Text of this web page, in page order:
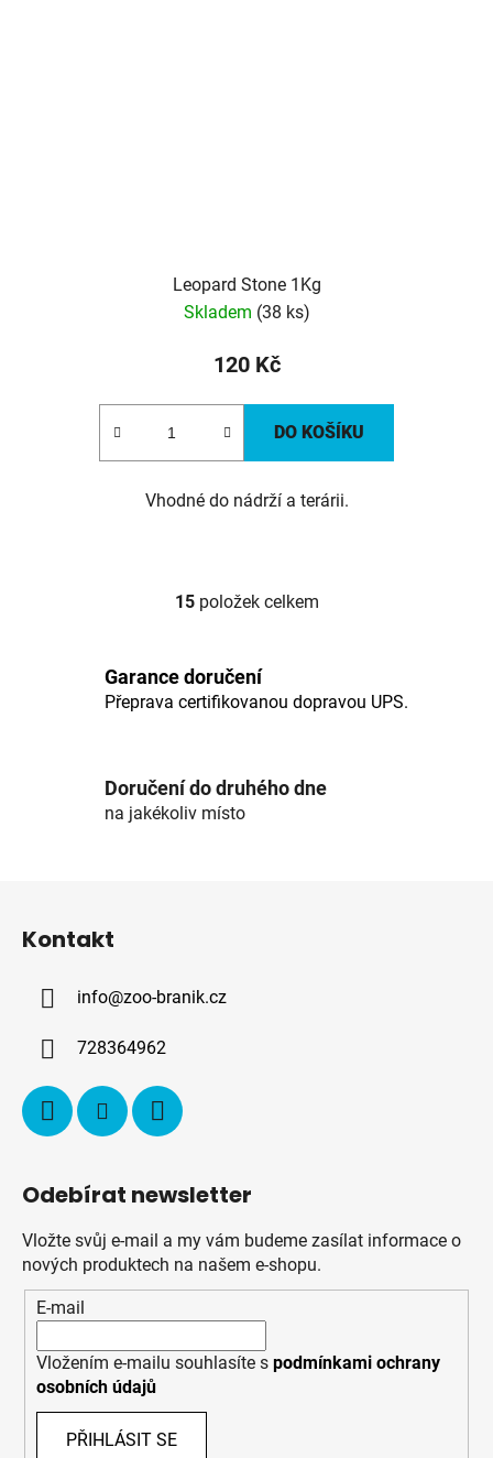
Leopard Stone 1Kg
Skladem (38 ks)
120 Kč
DO KOŠÍKU
Vhodné do nádrží a terárii.
O
á
d
í
p
15položek celkem
Garance doručení
Přeprava certifikovanou dopravou UPS.
Doručení do druhého dne
na jakékoliv místo
Kontakt
info@zoo-branik.cz
728364962
Odebírat newsletter
Vložte svůj e-mail a my vám budeme zasílat informace o
nových produktech na našem e-shopu.
E-mail
Vložením e-mailu souhlasíte s podmínkami ochrany
osobních údajů
PŘIHLÁSIT SE